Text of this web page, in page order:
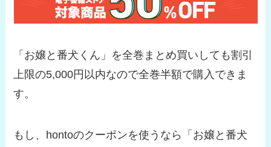
「お嬢と番犬くん」を全巻まとめ買いしても割引
上限の5,000円以内なので全巻半額で購入できま
す。
もし、hontoのクーポンを使うなら「お嬢と番犬